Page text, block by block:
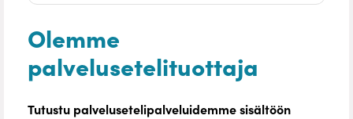
Olemme
palvelusetelituottaja
Tutustu palvelusetelipalveluidemme sisältöön